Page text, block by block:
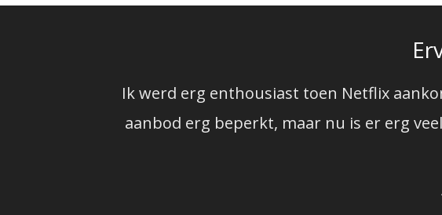
Ik werd erg enthousiast toen Netflix
aanbod erg beperkt, maar nu is er erg